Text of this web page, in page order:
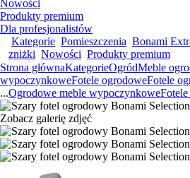
Nowości
Produkty premium
Dla profesjonalistów
Kategorie Pomieszczenia Bonami
zniżki Nowości Produkty premium
Strona głównaKategorieOgródMeble
wypoczynkoweFotele ogrodoweFotele
...Ogrodowe meble wypoczynkowe
Zobacz galerię zdjęć